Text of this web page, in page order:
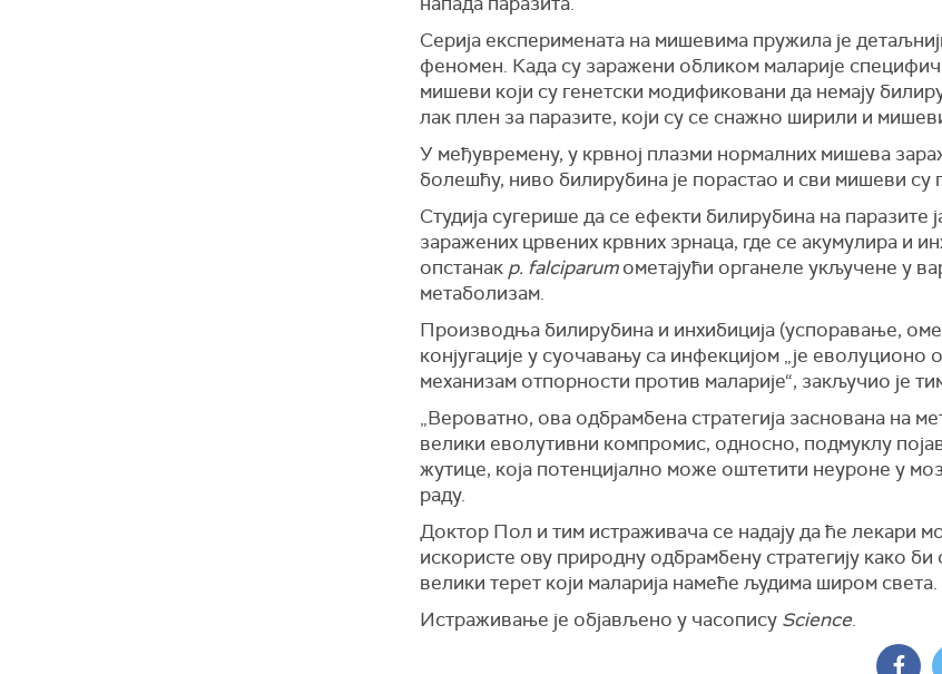
Серија експеримената на мишевима пружила је
феномен. Када су заражени обликом маларије
мишеви који су генетски модификовани да немају
лак плен за паразите, који су се снажно ширили и
У међувремену, у крвној плазми нормалних мишева
болешћу, ниво билирубина је порастао и сви мишеви су
Студија сугерише да се ефекти билирубина на паразите
заражених црвених крвних зрнаца, где се акумулира и
опстанак p. falciparumометајући органеле укључене у
метаболизам.
Производња билирубина и инхибиција (успоравање,
конјугације у суочавању са инфекцијом „је еволуционо
механизам отпорности против маларије“, закључио је
„Вероватно, ова одбрамбена стратегија заснована на
велики еволутивни компромис, односно, подмуклу
жутице, која потенцијално може оштетити неуроне у
раду.
Доктор Пол и тим истраживача се надају да ће лекари
искористе ову природну одбрамбену стратегију како
велики терет који маларија намеће људима широм света.
Истраживање је објављено у часопису Science.